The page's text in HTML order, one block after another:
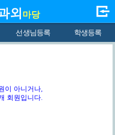
외 마당
선생님등록 학생등록
이 아니거나,
회원입니다.